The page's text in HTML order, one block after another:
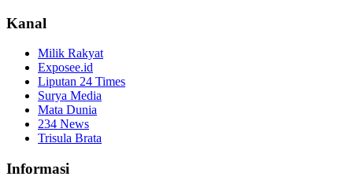
Kanal
Milik Rakyat
Exposee.id
Liputan 24 Times
Surya Media
Mata Dunia
234 News
Trisula Brata
Informasi